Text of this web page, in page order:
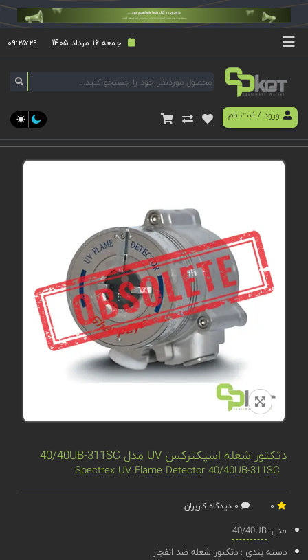
جمعه 16 مرداد 1405 ۰۹:۲۵:۲۹
ورود/ ثبت نام
دتکتور شعله اسپکترکس UV مدل 40/40UB-311SC
Spectrex UV Flame Detector 40/40UB-311SC
مدل:40/40UB
دسته بندی :دتکتور شعله ضد انفجار